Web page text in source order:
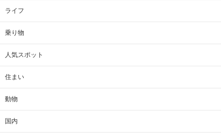
ライフ
乗り物
人気スポット
住まい
動物
国内